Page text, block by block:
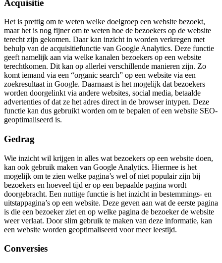
Acquisitie
Het is prettig om te weten welke doelgroep een website bezoekt,
maar het is nog fijner om te weten hoe de bezoekers op de website
terecht zijn gekomen. Daar kan inzicht in worden verkregen met
behulp van de acquisitiefunctie van Google Analytics. Deze functie
geeft namelijk aan via welke kanalen bezoekers op een website
terechtkomen. Dit kan op allerlei verschillende manieren zijn. Zo
komt iemand via een “organic search” op een website via een
zoekresultaat in Google. Daarnaast is het mogelijk dat bezoekers
worden doorgelinkt via andere websites, social media, betaalde
advertenties of dat ze het adres direct in de browser intypen. Deze
functie kan dus gebruikt worden om te bepalen of een website SEO-
geoptimaliseerd is.
Gedrag
Wie inzicht wil krijgen in alles wat bezoekers op een website doen,
kan ook gebruik maken van Google Analytics. Hiermee is het
mogelijk om te zien welke pagina’s wel of niet populair zijn bij
bezoekers en hoeveel tijd er op een bepaalde pagina wordt
doorgebracht. Een nuttige functie is het inzicht in bestemmings- en
uitstappagina’s op een website. Deze geven aan wat de eerste pagina
is die een bezoeker ziet en op welke pagina de bezoeker de website
weer verlaat. Door slim gebruik te maken van deze informatie, kan
een website worden geoptimaliseerd voor meer leestijd.
Conversies